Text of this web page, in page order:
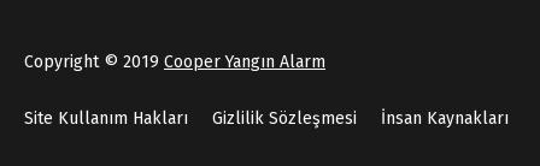
Copyright © 2019 Cooper Yangın Alarm
Site Kullanım Hakları Gizlilik Sözleşmesi İnsan Kaynakları